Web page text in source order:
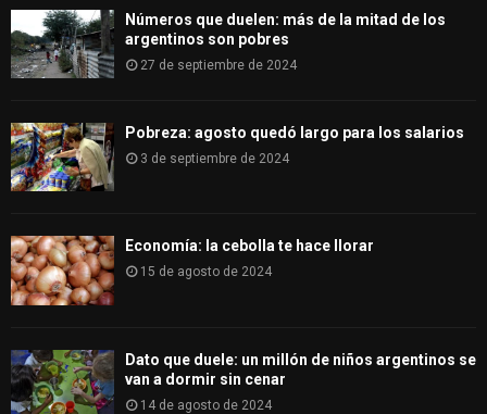
H
Números que duelen: más de la mitad de los
argentinos son pobres
27 de septiembre de 2024
Pobreza: agosto quedó largo para los salarios
3 de septiembre de 2024
Economía: la cebolla te hace llorar
15 de agosto de 2024
Dato que duele: un millón de niños argentinos se
van a dormir sin cenar
14 de agosto de 2024